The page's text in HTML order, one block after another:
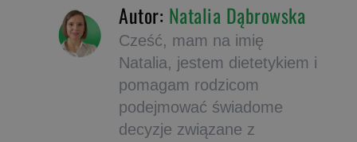
Autor: Natalia Dąbrowska
Cześć, mam na imię
Natalia, jestem dietetykiem i
pomagam rodzicom
podejmować świadome
decyzje związane z